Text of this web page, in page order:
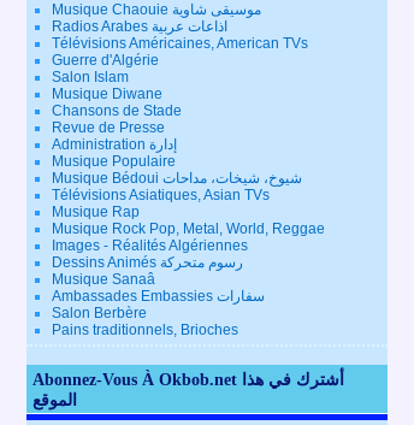
Musique Chaouie موسيقى شاوية
Radios Arabes اذاعات عربية
Télévisions Américaines, American TVs
Guerre d'Algérie
Salon Islam
Musique Diwane
Chansons de Stade
Revue de Presse
Administration إدارة
Musique Populaire
Musique Bédoui شيوخ، شيخات، مداحات
Télévisions Asiatiques, Asian TVs
Musique Rap
Musique Rock Pop, Metal, World, Reggae
Images - Réalités Algériennes
Dessins Animés رسوم متحركة
Musique Sanaâ
Ambassades Embassies سفارات
Salon Berbère
Pains traditionnels, Brioches
Abonnez-Vous À Okbob.net أشترك في هذا
الموقع